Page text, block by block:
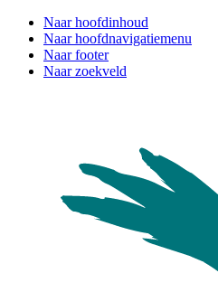
Naar hoofdinhoud
Naar hoofdnavigatiemenu
Naar footer
Naar zoekveld